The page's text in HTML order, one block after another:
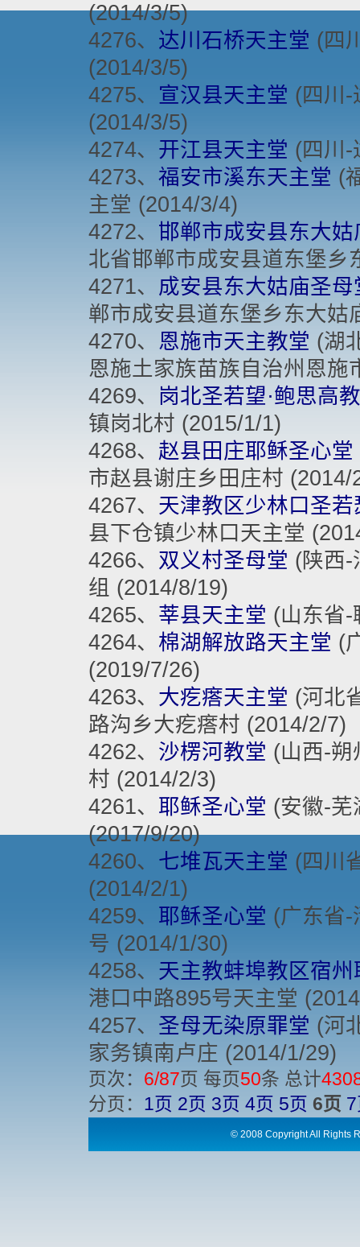
(2014/3/5)
4276、 达川石桥天主堂 (四
(2014/3/5)
4275、 宣汉县天主堂 (四川-
(2014/3/5)
4274、 开江县天主堂 (四川-
4273、 福安市溪东天主堂 (
主堂 (2014/3/4)
4272、 邯郸市成安县东大姑
北省邯郸市成安县道东堡乡
4271、 成安县东大姑庙圣母
郸市成安县道东堡乡东大姑
4270、 恩施市天主教堂 (湖
恩施土家族苗族自治州恩施
4269、 岗北圣若望·鲍思高
镇岗北村 (2015/1/1)
4268、 赵县田庄耶稣圣心堂
市赵县谢庄乡田庄村 (2014/
4267、 天津教区少林口圣若
县下仓镇少林口天主堂
4266、 双义村圣母堂 (陕西-
组 (2014/8/19)
4265、 莘县天主堂 (山东省-
4264、 棉湖解放路天主堂 (
(2019/7/26)
4263、 大疙瘩天主堂 (河北
路沟乡大疙瘩村 (2014/2/7)
4262、 沙楞河教堂 (山西-朔
村 (2014/2/3)
4261、 耶稣圣心堂 (安徽-芜
(2017/9/20)
4260、 七堆瓦天主堂 (四川
(2014/2/1)
4259、 耶稣圣心堂 (广东省-
号 (2014/1/30)
4258、 天主教蚌埠教区宿
港口中路895号天主堂
4257、 圣母无染原罪堂 (河
家务镇南卢庄 (2014/1/29)
页次： 6/87页 每页50条 总计
分页： 1页 2页 3页 4页 5页 6页
©2008 Copyright All Rights